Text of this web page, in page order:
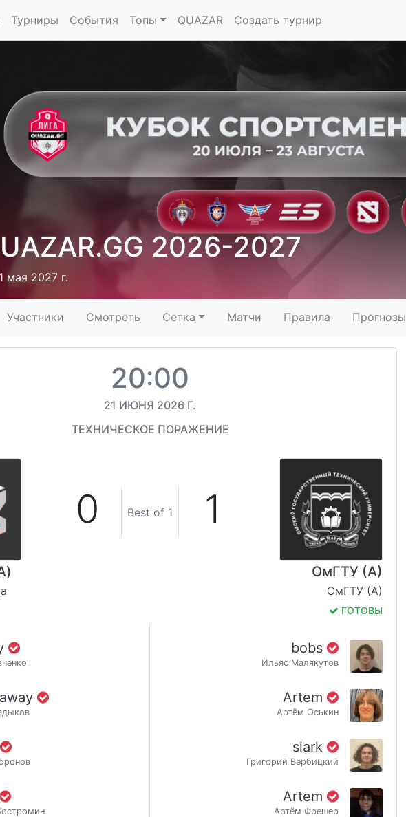
Турниры События Топы QUAZAR Создать турнир
2026-2027
мая 2027 г.
Участники Смотреть Сетка Матчи Правила Прогнозы
20:00
21 ИЮНЯ 2026 Г.
ТЕХНИЧЕСКОЕ ПОРАЖЕНИЕ
0 Best of 1 1
ОмГТУ (А)
ОмГТУ (А)
ГОТОВЫ
bobs
Ильяс Малякутов
Artem
Артём Оськин
slark
Григорий Вербицкий
Artem
Артём Фрешер